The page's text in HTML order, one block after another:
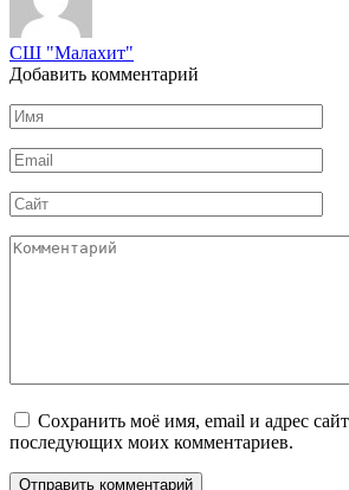
СШ "Малахит"
Добавить комментарий
Имя
*
Email
*
Сайт
Комментарий
Сохранить моё имя, email и адрес
последующих моих комментариев.